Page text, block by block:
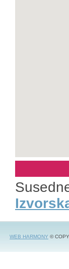
WEB HARMONY ©